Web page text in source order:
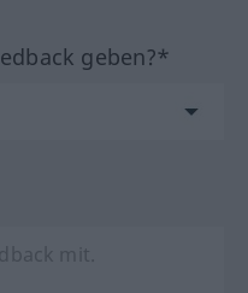
geben?*